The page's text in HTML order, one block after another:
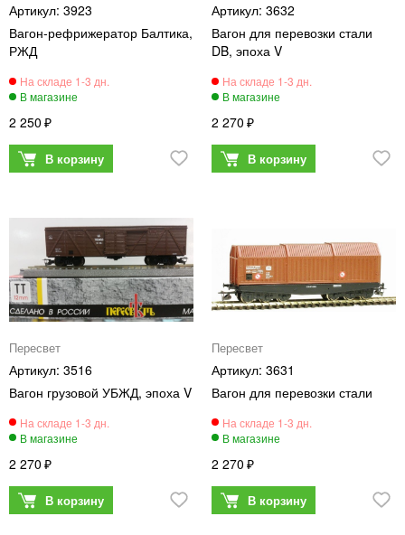
3923
Вагон-рефрижератор Балтика,
РЖД
2 250
3632
Вагон для перевозки стали
DB, эпоха V
2 270
Пересвет
3516
Вагон грузовой УБЖД, эпоха V
2 270
Пересвет
3631
Вагон для перевозки стали
2 270